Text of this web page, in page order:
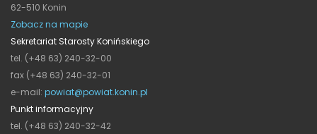
62-510 Konin
Zobacz na mapie
Sekretariat Starosty Konińskiego
tel. (+48 63) 240-32-00
fax (+48 63) 240-32-01
e-mail: powiat@powiat.konin.pl
Punkt informacyjny
tel. (+48 63) 240-32-42